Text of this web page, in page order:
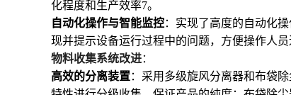
化程度和生产效率7。
自动化操作与智能监控：实现了高度的自动化
现并提示设备运行过程中的问题，方便操作人
物料收集系统改进：
高效的分离装置：采用多级旋风分离器和布袋